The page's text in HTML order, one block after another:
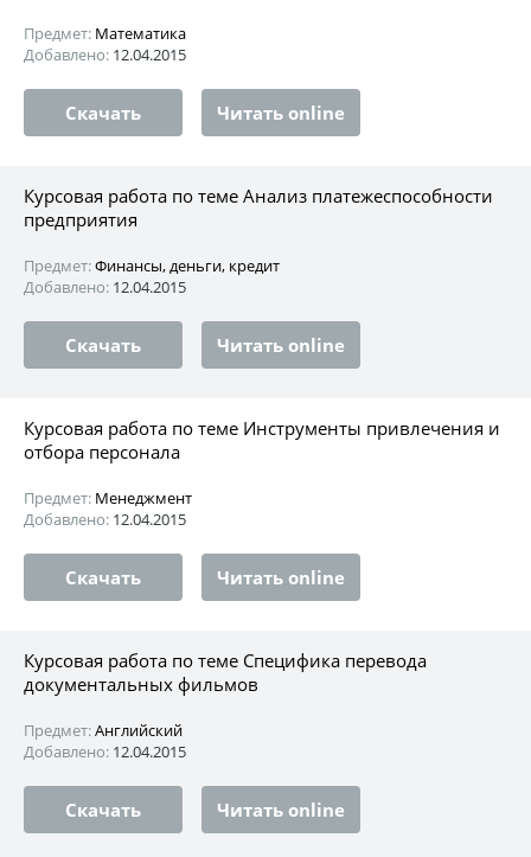
Предмет: Математика
Добавлено: 12.04.2015
Скачать Читать online
Курсовая работа по теме Анализ платежеспособности
предприятия
Предмет:Финансы, деньги, кредит
Добавлено: 12.04.2015
Скачать Читать online
Курсовая работа по теме Инструменты привлечения и
отбора персонала
Предмет: Менеджмент
Добавлено: 12.04.2015
Скачать Читать online
Курсовая работа по теме Специфика перевода
документальных фильмов
Предмет:Английский
Добавлено: 12.04.2015
Скачать Читать online